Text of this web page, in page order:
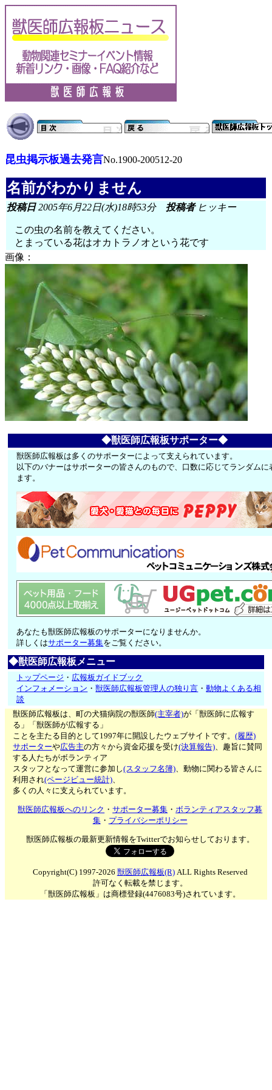
昆虫掲示板過去発言No.1900-200512-20
名前がわかりません
投稿日2005年6月22日(水)18時53分 投稿者ヒッキー
この虫の名前を教えてください。
とまっている花はオカトラノオという花です
画像：
◆獣医師広報板サポーター◆
獣医師広報板は多くのサポーターによって支えられています。
以下のバナーはサポーターの皆さんのもので、口数に応じてランダムに
ます。
あなたも獣医師広報板のサポーターになりませんか。
詳しくはサポーター募集をご覧ください。
◆獣医師広報板メニュー
トップページ ・ 広報板ガイドブック
インフォメーション ・獣医師広報板管理人の独り言 ・動物よくある相
談
獣医師広報板は、町の犬猫病院の獣医師(主宰者)が「獣医師に広報す
る」「獣医師が広報する」
ことを主たる目的として1997年に開設したウェブサイトです。(履歴)
サポーターや広告主の方々から資金応援を受け(決算報告)、趣旨に賛同
する人たちがボランティア
スタッフとなって運営に参加し(スタッフ名簿)、動物に関わる皆さんに
利用され(ページビュー統計)、
多くの人々に支えられています。
獣医師広報板へのリンク ・サポーター募集 ・ボランティアスタッフ募
集・ プライバシーポリシー
獣医師広報板の最新更新情報をTwitterでお知らせしております。
Copyright(C) 1997-2026 獣医師広報板(R)ALL Rights Reserved
許可なく転載を禁じます。
「獣医師広報板」は商標登録(4476083号)されています。